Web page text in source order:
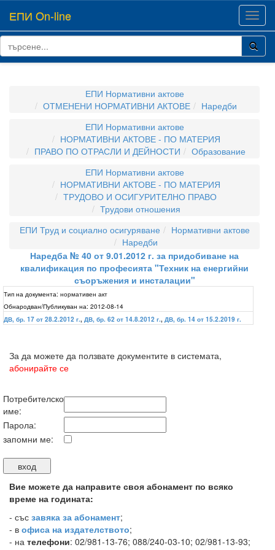
ЕПИ On-line
ЕПИ Нормативни актове
ОТМЕНЕНИ НОРМАТИВНИ АКТОВЕ
Наредби
ЕПИ Нормативни актове
НОРМАТИВНИ АКТОВЕ - ПО МАТЕРИЯ
ПРАВО ПО ОТРАСЛИ И ДЕЙНОСТИ
Образование
ЕПИ Нормативни актове
НОРМАТИВНИ АКТОВЕ - ПО МАТЕРИЯ
ТРУДОВО И ОСИГУРИТЕЛНО ПРАВО
Трудови отношения
ЕПИ Труд и социално осигуряване
Нормативни актове
Наредби
Наредба № 40 от 9.01.2012 г. за придобиване на
квалификация по професията "Техник на енергийни
съоръжения и инсталации"
Тип на документа: нормативен акт
Обнародван/Публикуван на: 2012-08-14
ДВ, бр. 17 от 28.2.2012 г., ДВ, бр. 62 от 14.8.2012 г., ДВ, бр. 14 от 15.2.2019 г.
За да можете да ползвате документите в системата,
абонирайте се
Потребителско
име:
Парола:
запомни ме:
Вие можете да направите своя абонамент по всяко
време на годината:
- със завяка за абонамент;
- в офиса на издателството;
- на телефони: 02/981-13-76; 088/240-03-10; 02/981-13-93;